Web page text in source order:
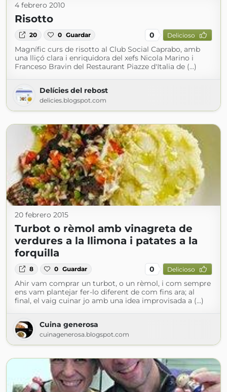
4 febrero 2010
Risotto
20 0 Guardar 0 Delicioso
Magnífic curs de risotto al Club Social Caprabo, amb
una lliçó clara i enriquidora del xefs Nicola Marino i
Franceso Bravin del Restaurant Piazze d'Italia de (...)
Delícies del rebost
delicies.blogspot.com
20 febrero 2015
Turbot o rèmol amb vinagreta de
verdures a la llimona i patates a la
forquilla
8 0 Guardar 0 Delicioso
Ahir vam comprar un turbot, o un rèmol, i com sempre
ens vam plantejar fer-lo diferent de com fins ara; al
final, el vaig cuinar jo amb una idea improvisada a (...)
Cuina generosa
cuinagenerosa.blogspot.com